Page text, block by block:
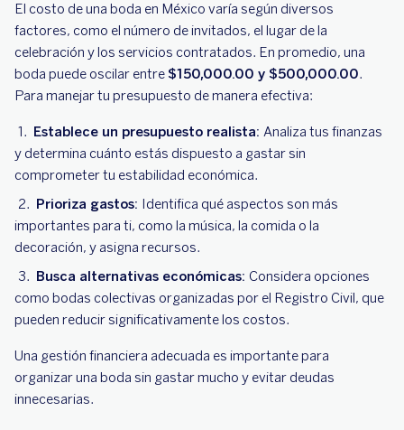
El costo de una boda en México varía según diversos
factores, como el número de invitados, el lugar de la
celebración y los servicios contratados. En promedio, una
boda puede oscilar entre $150,000.00 y $500,000.00.
Para manejar tu presupuesto de manera efectiva:
Establece un presupuesto realista: Analiza tus finanzas
y determina cuánto estás dispuesto a gastar sin
comprometer tu estabilidad económica.
Prioriza gastos: Identifica qué aspectos son más
importantes para ti, como la música, la comida o la
decoración, y asigna recursos.
Busca alternativas económicas: Considera opciones
como bodas colectivas organizadas por el Registro Civil, que
pueden reducir significativamente los costos.
Una gestión financiera adecuada es importante para
organizar una boda sin gastar mucho y evitar deudas
innecesarias.